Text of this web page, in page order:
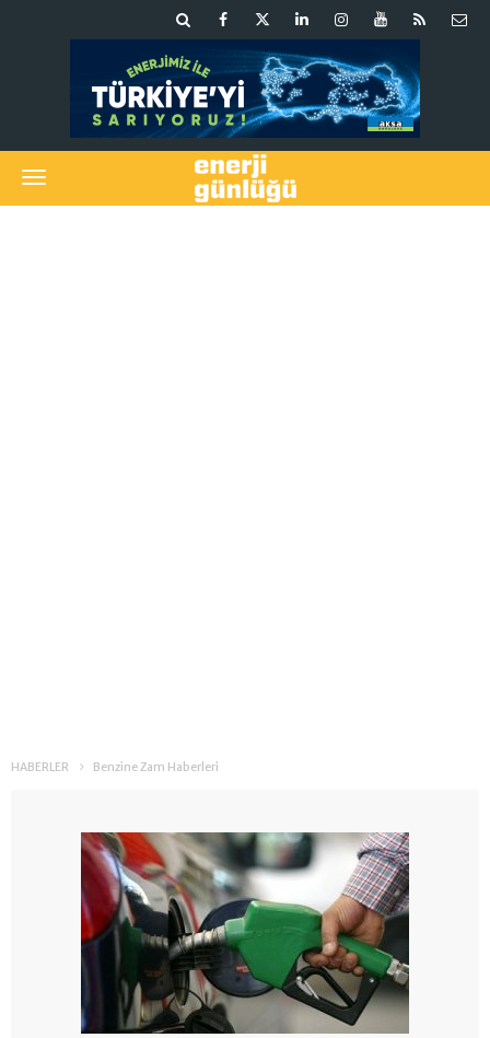
HABERLER Benzine Zam Haberleri